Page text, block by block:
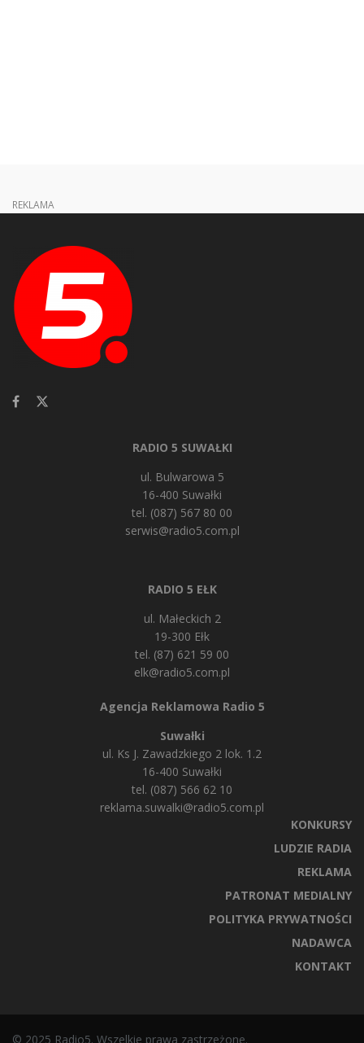
REKLAMA
RADIO 5 SUWAŁKI
ul. Bulwarowa 5
16-400 Suwałki
tel. (087) 567 80 00
serwis@radio5.com.pl
RADIO 5 EŁK
ul. Małeckich 2
19-300 Ełk
tel. (87) 621 59 00
elk@radio5.com.pl
Agencja Reklamowa Radio 5
Suwałki
ul. Ks J. Zawadzkiego 2 lok. 1.2
16-400 Suwałki
tel. (087) 566 62 10
reklama.suwalki@radio5.com.pl
KONKURSY
LUDZIE RADIA
REKLAMA
PATRONAT MEDIALNY
POLITYKA PRYWATNOŚCI
NADAWCA
KONTAKT
© 2025 Radio5. Wszelkie prawa zastrzeżone.